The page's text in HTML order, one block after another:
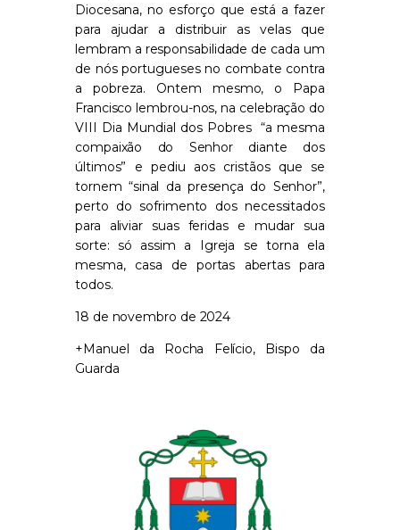
Diocesana, no esforço que está a fazer
para ajudar a distribuir as velas que
lembram a responsabilidade de cada um
de nós portugueses no combate contra
a pobreza. Ontem mesmo, o Papa
Francisco lembrou-nos, na celebração do
VIII Dia Mundial dos Pobres “a mesma
compaixão do Senhor diante dos
últimos” e pediu aos cristãos que se
tornem “sinal da presença do Senhor”,
perto do sofrimento dos necessitados
para aliviar suas feridas e mudar sua
sorte: só assim a Igreja se torna ela
mesma, casa de portas abertas para
todos.
18 de novembro de 2024
+Manuel da Rocha Felício, Bispo da
Guarda